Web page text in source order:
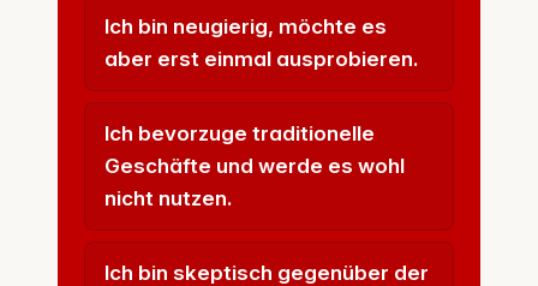
Ich bin neugierig, möchte es
aber erst einmal ausprobieren.
Ich bevorzuge traditionelle
Geschäfte und werde es wohl
nicht nutzen.
Ich bin skeptisch gegenüber der